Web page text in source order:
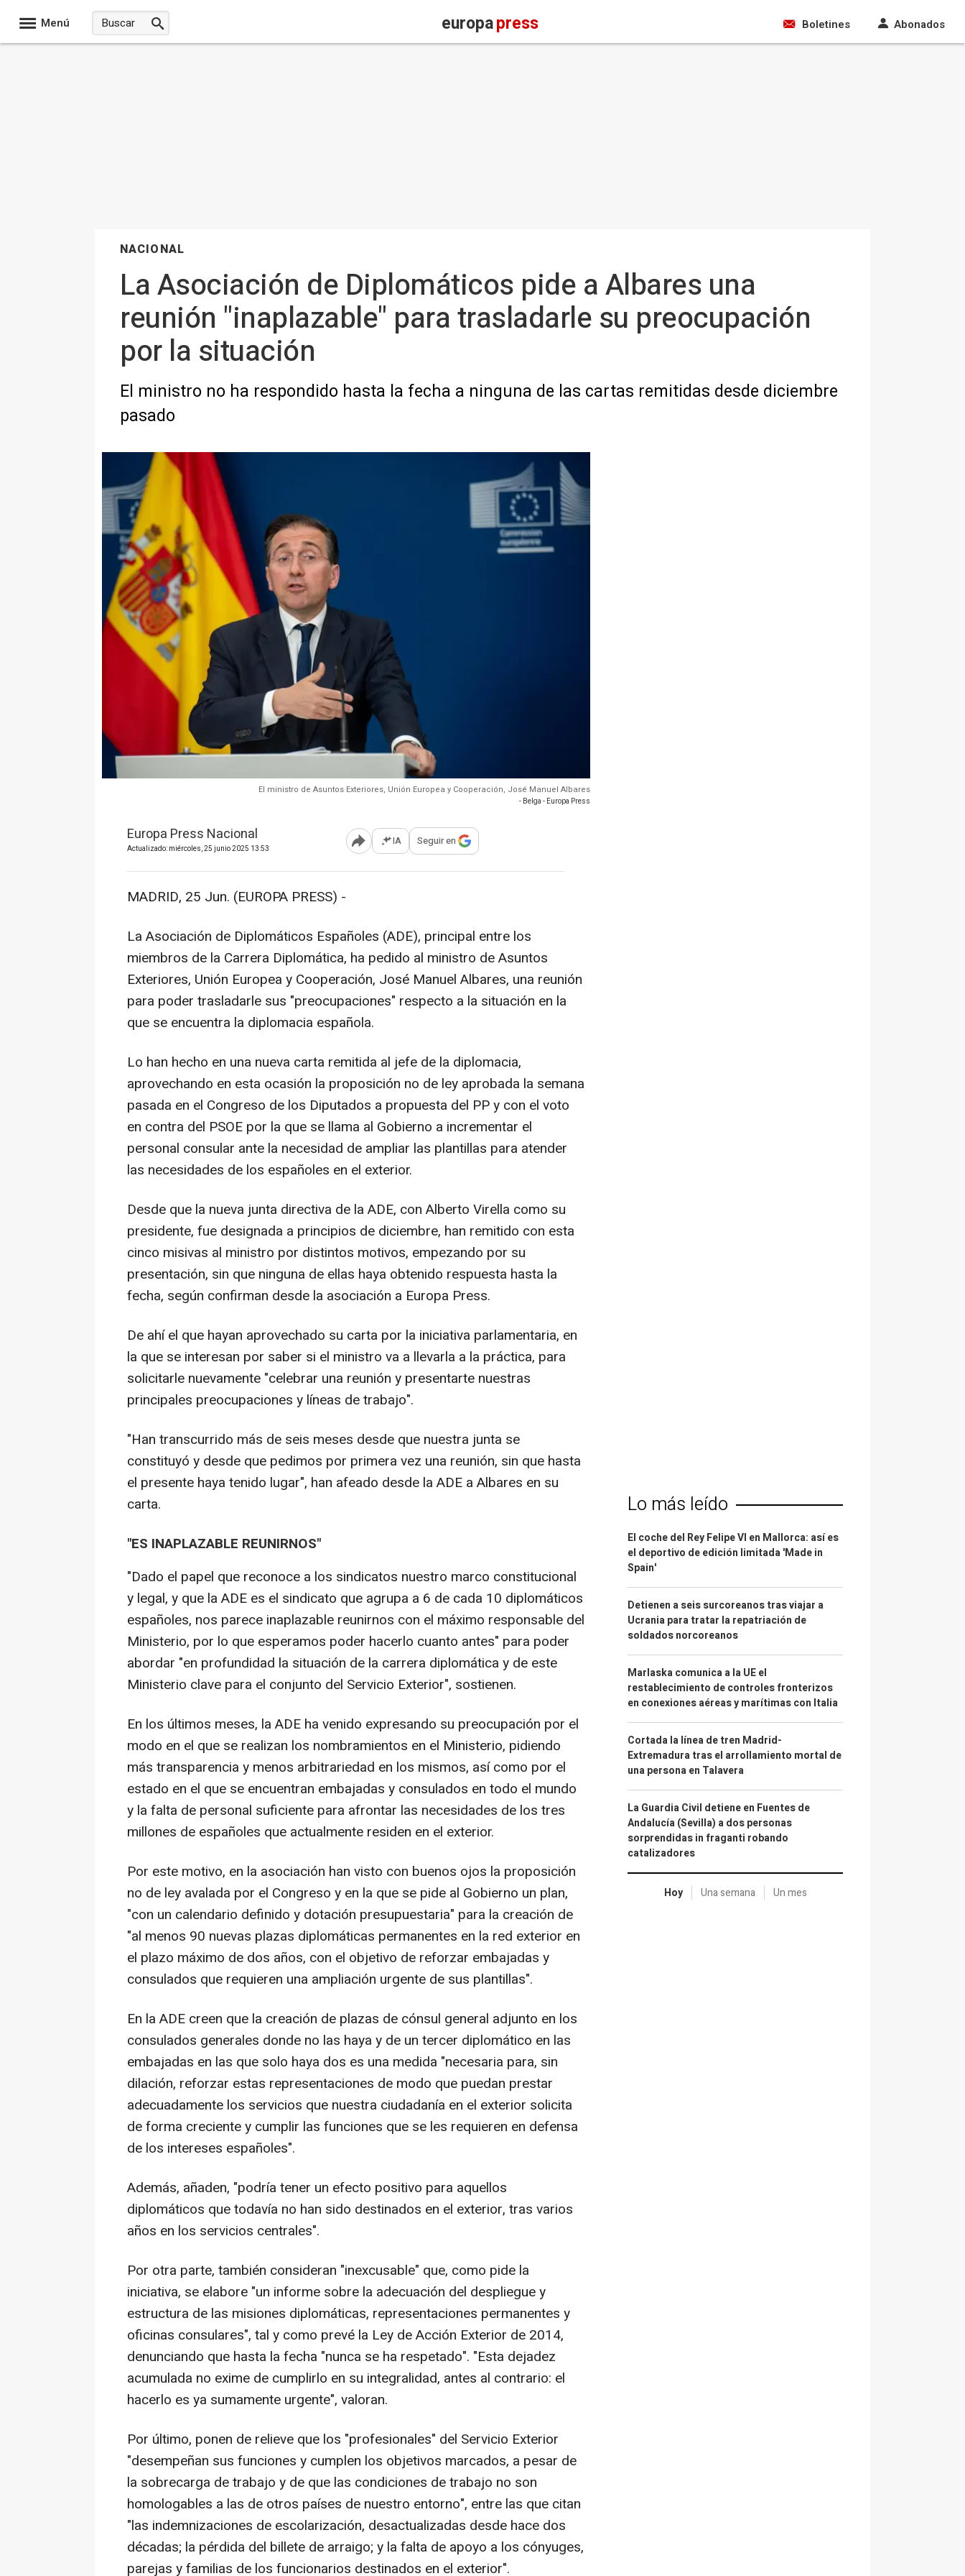
Menú europapress Boletines Abonados
NACIONAL
La Asociación de Diplomáticos pide a Albares una
reunión "inaplazable" para trasladarle su preocupación
por la situación
El ministro no ha respondido hasta la fecha a ninguna de las cartas remitidas desde diciembre
pasado
El ministro de Asuntos Exteriores, Unión Europea y Cooperación, José Manuel Albares
- Belga - Europa Press
Europa Press Nacional
Actualizado: miércoles, 25 junio 2025 13:53 Abrir opciones para compartir
IA Seguir en
MADRID, 25 Jun. (EUROPA PRESS) -
La Asociación de Diplomáticos Españoles (ADE), principal entre los
miembros de la Carrera Diplomática, ha pedido al ministro de Asuntos
Exteriores, Unión Europea y Cooperación, José Manuel Albares, una reunión
para poder trasladarle sus "preocupaciones" respecto a la situación en la
que se encuentra la diplomacia española.
Lo han hecho en una nueva carta remitida al jefe de la diplomacia,
aprovechando en esta ocasión la proposición no de ley aprobada la semana
pasada en el Congreso de los Diputados a propuesta del PP y con el voto
en contra del PSOE por la que se llama al Gobierno a incrementar el
personal consular ante la necesidad de ampliar las plantillas para atender
las necesidades de los españoles en el exterior.
Desde que la nueva junta directiva de la ADE, con Alberto Virella como su
presidente, fue designada a principios de diciembre, han remitido con esta
cinco misivas al ministro por distintos motivos, empezando por su
presentación, sin que ninguna de ellas haya obtenido respuesta hasta la
fecha, según confirman desde la asociación a Europa Press.
De ahí el que hayan aprovechado su carta por la iniciativa parlamentaria, en
la que se interesan por saber si el ministro va a llevarla a la práctica, para
solicitarle nuevamente "celebrar una reunión y presentarte nuestras
principales preocupaciones y líneas de trabajo".
"Han transcurrido más de seis meses desde que nuestra junta se
constituyó y desde que pedimos por primera vez una reunión, sin que hasta
el presente haya tenido lugar", han afeado desde la ADE a Albares en su
carta.
"ES INAPLAZABLE REUNIRNOS"
"Dado el papel que reconoce a los sindicatos nuestro marco constitucional
y legal, y que la ADE es el sindicato que agrupa a 6 de cada 10 diplomáticos
españoles, nos parece inaplazable reunirnos con el máximo responsable del
Ministerio, por lo que esperamos poder hacerlo cuanto antes" para poder
abordar "en profundidad la situación de la carrera diplomática y de este
Ministerio clave para el conjunto del Servicio Exterior", sostienen.
En los últimos meses, la ADE ha venido expresando su preocupación por el
modo en el que se realizan los nombramientos en el Ministerio, pidiendo
más transparencia y menos arbitrariedad en los mismos, así como por el
estado en el que se encuentran embajadas y consulados en todo el mundo
y la falta de personal suficiente para afrontar las necesidades de los tres
millones de españoles que actualmente residen en el exterior.
Por este motivo, en la asociación han visto con buenos ojos la proposición
no de ley avalada por el Congreso y en la que se pide al Gobierno un plan,
"con un calendario definido y dotación presupuestaria" para la creación de
"al menos 90 nuevas plazas diplomáticas permanentes en la red exterior en
el plazo máximo de dos años, con el objetivo de reforzar embajadas y
consulados que requieren una ampliación urgente de sus plantillas".
En la ADE creen que la creación de plazas de cónsul general adjunto en los
consulados generales donde no las haya y de un tercer diplomático en las
embajadas en las que solo haya dos es una medida "necesaria para, sin
dilación, reforzar estas representaciones de modo que puedan prestar
adecuadamente los servicios que nuestra ciudadanía en el exterior solicita
de forma creciente y cumplir las funciones que se les requieren en defensa
de los intereses españoles".
Además, añaden, "podría tener un efecto positivo para aquellos
diplomáticos que todavía no han sido destinados en el exterior, tras varios
años en los servicios centrales".
Por otra parte, también consideran "inexcusable" que, como pide la
iniciativa, se elabore "un informe sobre la adecuación del despliegue y
estructura de las misiones diplomáticas, representaciones permanentes y
oficinas consulares", tal y como prevé la Ley de Acción Exterior de 2014,
denunciando que hasta la fecha "nunca se ha respetado". "Esta dejadez
acumulada no exime de cumplirlo en su integralidad, antes al contrario: el
hacerlo es ya sumamente urgente", valoran.
Por último, ponen de relieve que los "profesionales" del Servicio Exterior
"desempeñan sus funciones y cumplen los objetivos marcados, a pesar de
la sobrecarga de trabajo y de que las condiciones de trabajo no son
homologables a las de otros países de nuestro entorno", entre las que citan
"las indemnizaciones de escolarización, desactualizadas desde hace dos
décadas; la pérdida del billete de arraigo; y la falta de apoyo a los cónyuges,
parejas y familias de los funcionarios destinados en el exterior".
Lo más leído
El coche del Rey Felipe VI en Mallorca: así es
el deportivo de edición limitada 'Made in
Spain'
Detienen a seis surcoreanos tras viajar a
Ucrania para tratar la repatriación de
soldados norcoreanos
Marlaska comunica a la UE el
restablecimiento de controles fronterizos
en conexiones aéreas y marítimas con Italia
Cortada la línea de tren Madrid-
Extremadura tras el arrollamiento mortal de
una persona en Talavera
La Guardia Civil detiene en Fuentes de
Andalucía (Sevilla) a dos personas
sorprendidas in fraganti robando
catalizadores
Hoy Una semana Un mes